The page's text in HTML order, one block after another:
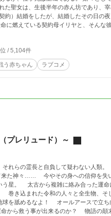
聖女は、生後半年の赤ん坊であり、
約）結婚をしたが、結婚したその日の
に燃えている契約母イリヤと、そんな
アンヌの成長の物語。
位 / 5,104件
う赤ちゃん ラブコメ
プレリュード）～
れらの霊長と自負して疑わない人類
来た神々…… 今やその身への信仰を失
になってこの星
物語の顛末は、全てを見届けようとする謎の存